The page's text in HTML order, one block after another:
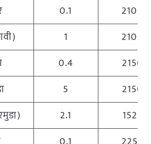
0.1
2100
1
2100
0.4
2150
5
2150
2.1
1525